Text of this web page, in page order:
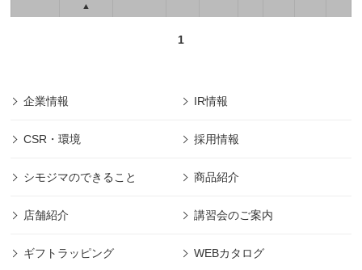
▲
1
企業情報 IR情報
CSR・環境 採用情報
シモジマのできること 商品紹介
店舗紹介 講習会のご案内
ギフトラッピング WEBカタログ